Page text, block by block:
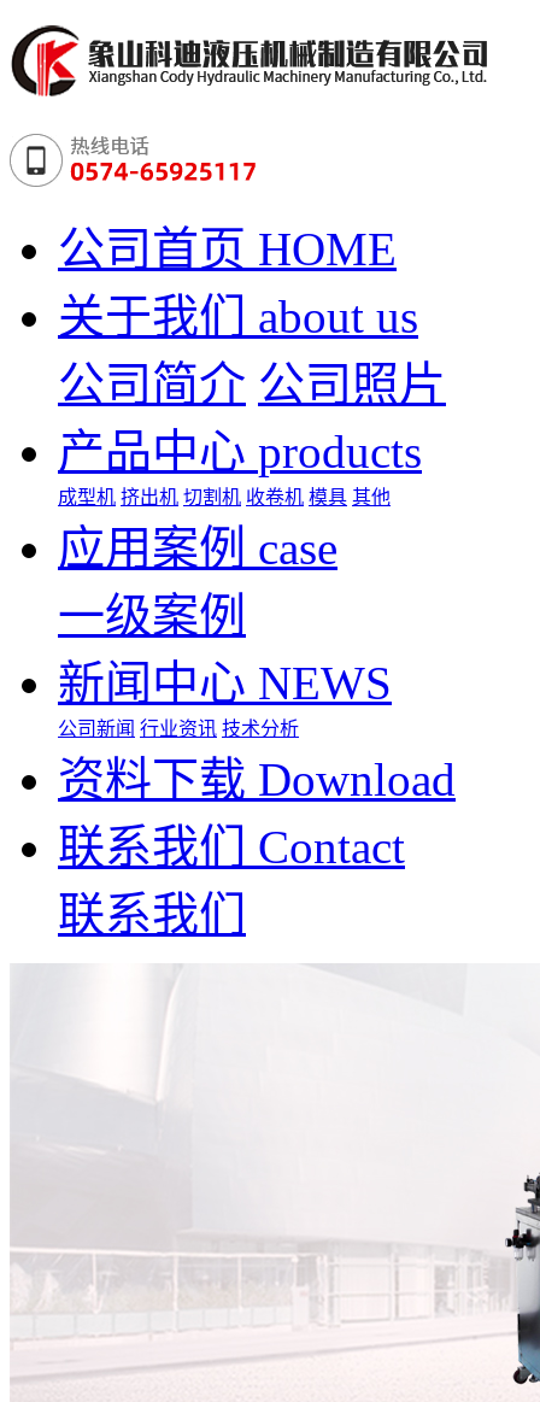
公司首页 HOME
关于我们
about us
公司简介 公司照片
产品中心 products
成型机 挤出机 切割机 收卷机 模具 其他
应用案例 case
一级案例
新闻中心 NEWS
公司新闻 行业资讯 技术分析
资料下载 Download
联系我们
Contact
联系我们